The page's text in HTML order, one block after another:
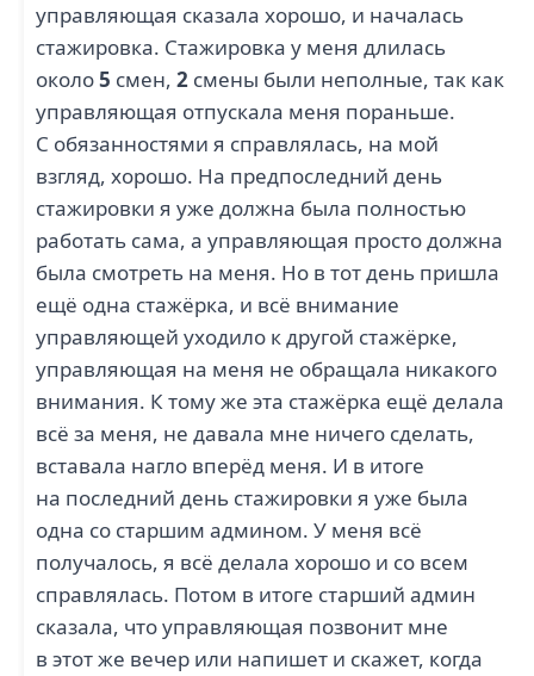
управляющая сказала хорошо, и началась
стажировка. Стажировка у меня длилась
около5 смен, 2 смены были неполные, так как
управляющая отпускала меня пораньше.
С обязанностями я справлялась, на мой
взгляд, хорошо. На предпоследний день
стажировки я уже должна была полностью
работать сама, а управляющая просто должна
была смотреть на меня. Но в тот день пришла
ещё одна стажёрка, и всё внимание
управляющей уходило к другой стажёрке,
управляющая на меня не обращала никакого
внимания. К тому же эта стажёрка ещё делала
всё за меня, не давала мне ничего сделать,
вставала нагло вперёд меня. И в итоге
на последний день стажировки я уже была
одна со старшим админом. У меня всё
получалось, я всё делала хорошо и со всем
справлялась. Потом в итоге старший админ
сказала, что управляющая позвонит мне
в этот же вечер или напишет и скажет, когда